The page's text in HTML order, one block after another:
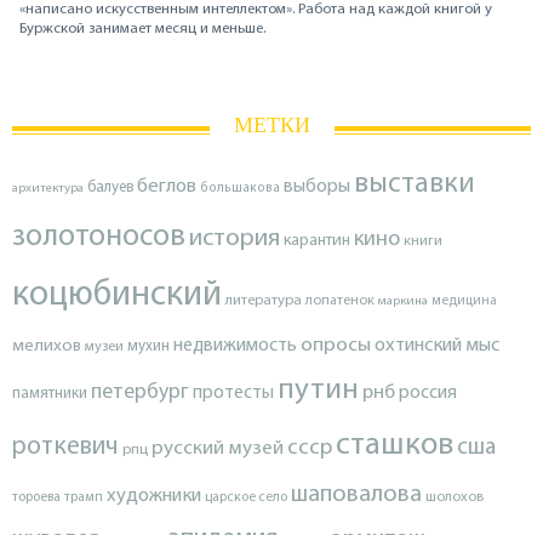
«написано искусственным интеллектом». Работа над каждой книгой у
Буржской занимает месяц и меньше.
МЕТКИ
архитектура балуев беглов большакова выборы выставки
золотоносов история карантин кино книги
коцюбинский литература лопатенок маркина медицина
мелихов музеи мухин недвижимость опросы охтинский мыс
памятники петербургпротесты путин рнброссия
роткевич рпц русский музей ссср сташков сша
тороева трамп художники царское село шаповалова шолохов